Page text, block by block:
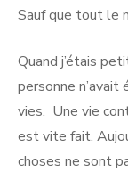
Sauf que tout le
Quand j’étais
personne
vies. Une vie
est vite fait.
choses ne sont